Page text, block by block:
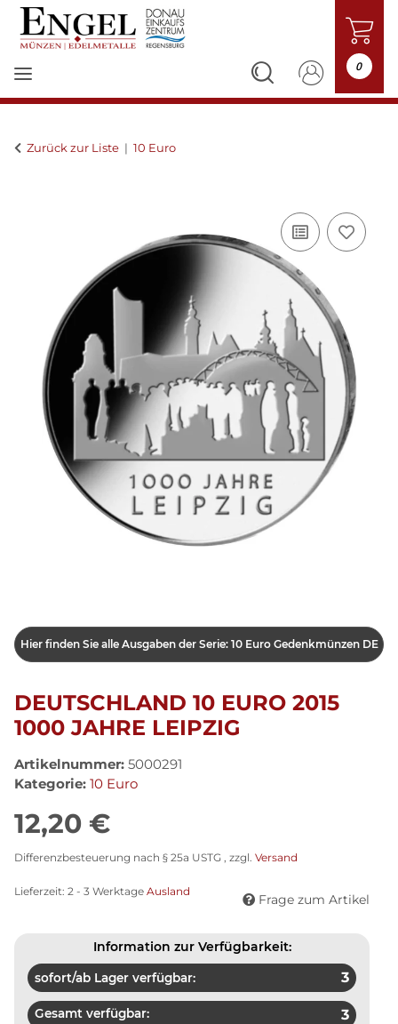
0
Zurück zur Liste 10 Euro
Hier finden Sie alle Ausgaben der Serie: 10 Euro Gedenkmünzen DE
DEUTSCHLAND 10 EURO 2015
1000 JAHRE LEIPZIG
Artikelnummer: 5000291
Kategorie: 10 Euro
12,20 €
Differenzbesteuerung nach § 25a USTG , zzgl. Versand
Lieferzeit: 2 - 3 Werktage Ausland
Frage zum Artikel
Information zur Verfügbarkeit:
sofort/ab Lager verfügbar: 3
Gesamt verfügbar: 3